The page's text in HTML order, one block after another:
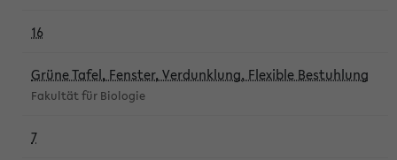
16
Grüne Tafel, Fenster, Verdunklung, Flexible Bestuhlung
Fakultät für Biologie
7